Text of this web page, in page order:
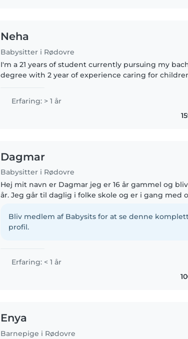
Neha
Babysitter i Rødovre
I'm a 21 years of student currently pursuing my
degree with 2 year of experience caring for
Erfaring: > 1 år
Dagmar
Babysitter i Rødovre
Hej mit navn er Dagmar jeg er 16 år gammel og
år. Jeg går til daglig i folke skole og er i gang med
Jeg..
Bliv medlem af Babysits for at se denne
profil.
Erfaring: < 1 år
Enya
Barnepige i Rødovre